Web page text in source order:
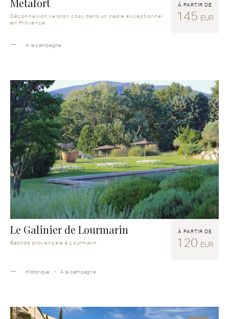
Déconnexion version cosy dans un cadre exceptionnel
en Provence
À PARTIR DE
145 EUR
A la campagne
Le Galinier de Lourmarin
Bastide provençale à Lourmarin
À PARTIR DE
120 EUR
Historique A la campagne